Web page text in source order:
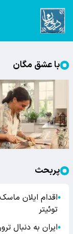
با عشق مگان
پربحث
●اقدام ایلان
توئیتر
●ایران به دنبال